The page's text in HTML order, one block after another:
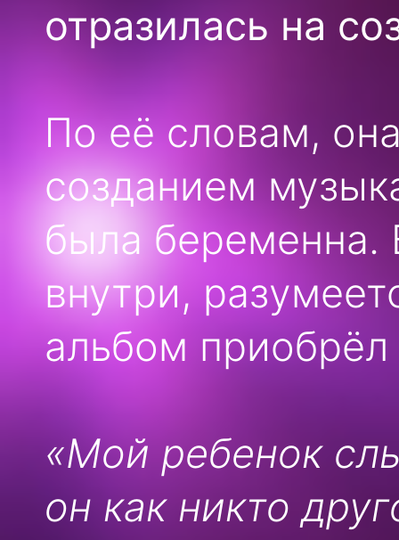
отразилась на
По её словам,
созданием
была
внутри,
альбом
«Мой ребенок
он как никто